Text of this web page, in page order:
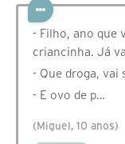
- Filho, ano que
criancinha. Já
- Que droga, vai
- E ovo de p…
(Miguel, 10 anos)